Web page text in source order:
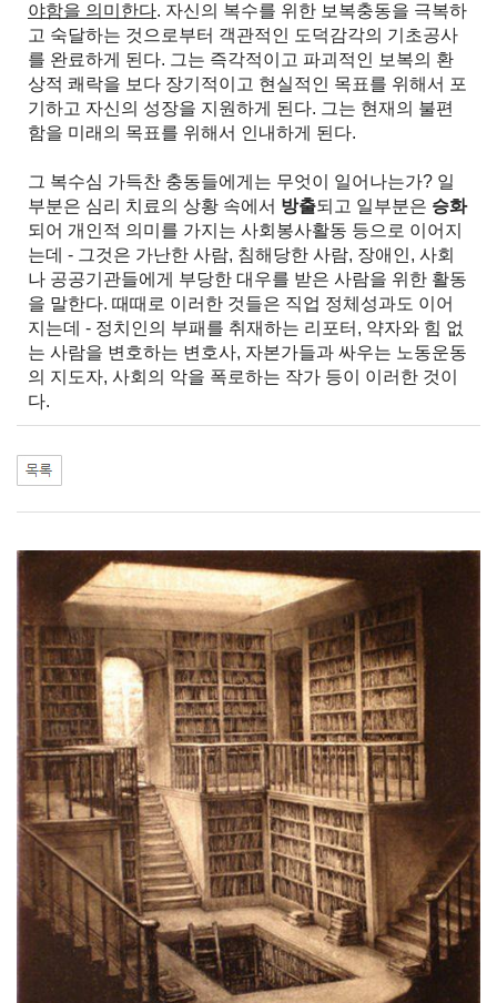
야함을 의미한다. 자신의 복수를 위한 보복충동을 극복하
고 숙달하는 것으로부터 객관적인 도덕감각의 기초공사
를 완료하게 된다. 그는 즉각적이고 파괴적인 보복의 환
상적 쾌락을 보다 장기적이고 현실적인 목표를 위해서 포
기하고 자신의 성장을 지원하게 된다. 그는 현재의 불편
함을 미래의 목표를 위해서 인내하게 된다.
그 복수심 가득찬 충동들에게는 무엇이 일어나는가? 일
부분은 심리 치료의 상황 속에서 방출되고 일부분은 승화
되어 개인적 의미를 가지는 사회봉사활동 등으로 이어지
는데 - 그것은 가난한 사람, 침해당한 사람, 장애인, 사회
나 공공기관들에게 부당한 대우를 받은 사람을 위한 활동
을 말한다. 때때로 이러한 것들은 직업 정체성과도 이어
지는데 - 정치인의 부패를 취재하는 리포터, 약자와 힘 없
는 사람을 변호하는 변호사, 자본가들과 싸우는 노동운동
의 지도자, 사회의 악을 폭로하는 작가 등이 이러한 것이
다.